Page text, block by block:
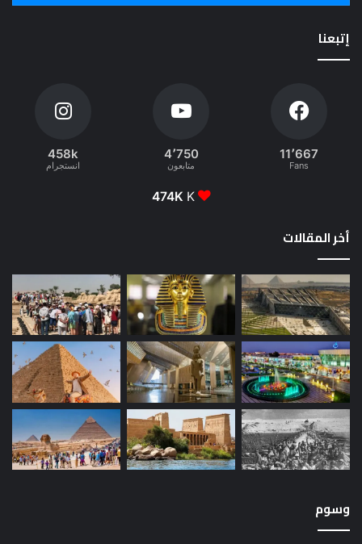
إتبعنا
11٬667
Fans
4٬750
متابعون
458k
انستجرام
474K K
أخر المقالات
وسوم